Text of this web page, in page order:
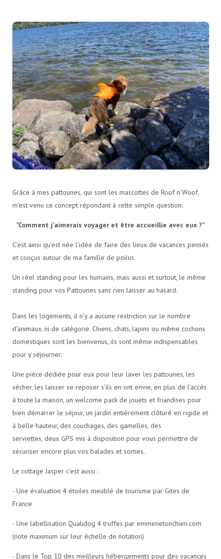
Grâce à mes pattounes, qui sont les mascottes de Roof n'Woof,
m'est venu ce concept répondant à cette simple question:
"Comment j'aimerais voyager et être accueillie avec eux ?"
C'est ainsi qu'est née l'idée de faire des lieux de vacances pensés
et conçus autour de ma famille de poilus.
Un réel standing pour les humains, mais aussi et surtout, le même
standing pour vos Pattounes sans rien laisser au hasard.
Dans les logements, il n’y a aucune restriction sur le nombre
d’animaux, ni de catégorie. Chiens, chats, lapins ou même cochons
domestiques sont les bienvenus, ils sont même indispensables
pour y séjourner.
Une pièce dédiée pour eux pour leur laver les pattounes, les
sécher, les laisser se reposer s'ils en ont envie, en plus de l'accès
à toute la maison, un welcome pack de jouets et friandises pour
bien démarrer le séjour, un jardin entièrement clôturé en rigide et
à belle hauteur, des couchages, des gamelles, des
serviettes, deux GPS mis à disposition pour vous permettre de
sécuriser encore plus vos balades et sorties.
Le cottage Jasper c'est aussi :
- Une évaluation 4 étoiles meublé de tourisme par Gites de
France
- Une labellisation Qualidog 4 truffes par emmenetonchien.com
(note maximum sur leur échelle de notation)
- Dans le Top 10 des meilleurs hébergements pour des vacances